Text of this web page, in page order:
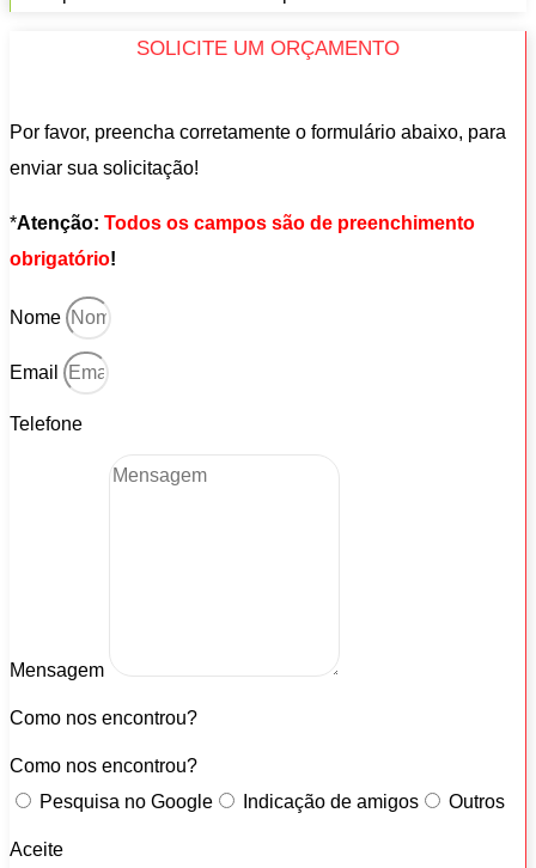
SOLICITE UM ORÇAMENTO
Por favor, preencha corretamente o formulário abaixo, para
enviar sua solicitação!
*Atenção: Todos os campos são de preenchimento
obrigatório!
Nome
Email
Telefone
Mensagem
Como nos encontrou?
Como nos encontrou?
Pesquisa no Google
Indicação de amigos Outros
Aceite